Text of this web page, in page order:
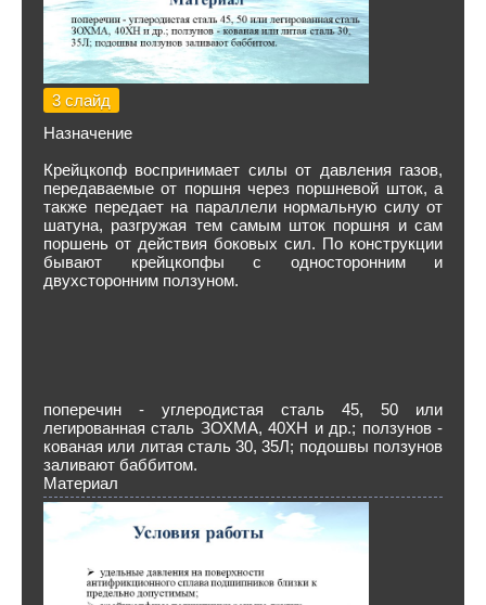
3 слайд
Назначение
Крейцкопф воспринимает силы от дав­ления газов,
передаваемые от поршня че­рез поршневой шток, а
также передает на параллели нормальную силу от
шатуна, разгружая тем самым шток поршня и сам
поршень от действия боковых сил. По кон­струкции
бывают крейцкопфы с односто­ронним и
двухсторонним ползуном.
поперечин - углеродистая сталь 45, 50 или
легированная сталь ЗОХМА, 40ХН и др.; ползунов -
кованая или литая сталь 30, 35Л; подошвы ползунов
заливают баббитом.
Материал